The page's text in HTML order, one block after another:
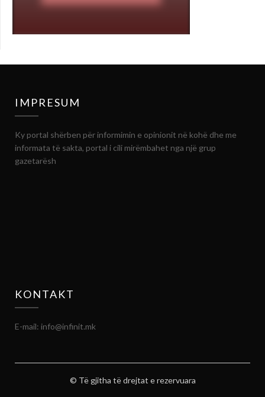
IMPRESUM
Ky portal shërben për informimin e opinionit në kohë dhe me
informata të sakta, portal i cili mirëmbahet nga një grup
gazetarësh
KONTAKT
E-mail: info@infinit.mk
© Të gjitha të drejtat e rezervuara